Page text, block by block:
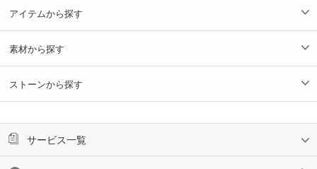
アイテムから探す
素材から探す
ストーンから探す
サービス一覧